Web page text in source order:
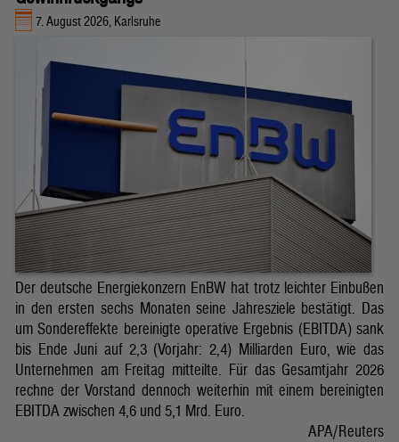
7. August 2026, Karlsruhe
Der deutsche Energiekonzern EnBW hat trotz leichter Einbußen
in den ersten sechs Monaten seine Jahresziele bestätigt. Das
um Sondereffekte bereinigte operative Ergebnis (EBITDA) sank
bis Ende Juni auf 2,3 (Vorjahr: 2,4) Milliarden Euro, wie das
Unternehmen am Freitag mitteilte. Für das Gesamtjahr 2026
rechne der Vorstand dennoch weiterhin mit einem bereinigten
EBITDA zwischen 4,6 und 5,1 Mrd. Euro.
APA/Reuters